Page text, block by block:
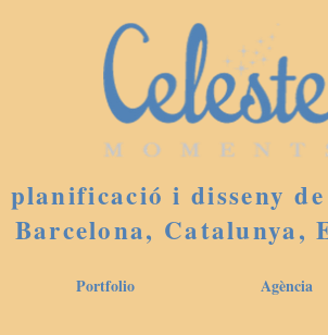
i disseny de
Barcelona, Catalunya,
Portfolio Agència